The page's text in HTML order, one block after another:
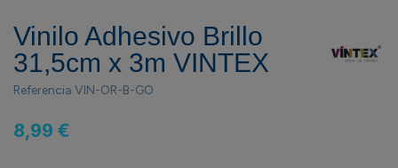
Vinilo Adhesivo Brillo
31,5cm x 3m VINTEX
Referencia VIN-OR-B-GO
8,99 €